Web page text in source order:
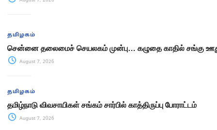
தமிழகம்
சென்னை தலைமைச் செயலகம் முன்பு… கழுதை காதில் சங்கு
August 7, 2026
தமிழகம்
தமிழ்நாடு விவசாயிகள் சங்கம் சார்பில் காத்திருப்பு போராட்டம்
August 7, 2026